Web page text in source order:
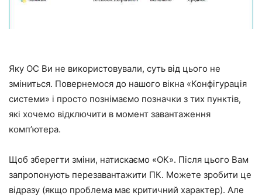
Яку ОС Ви не використовували, суть від цього не
зміниться. Повернемося до нашого вікна «Конфігурація
системи» і просто познімаємо позначки з тих пунктів,
які хочемо відключити в момент завантаження
комп’ютера.
Щоб зберегти зміни, натискаємо «ОК». Після цього Вам
запропонують перезавантажити ПК. Можете зробити це
відразу (якщо проблема має критичний характер). Але